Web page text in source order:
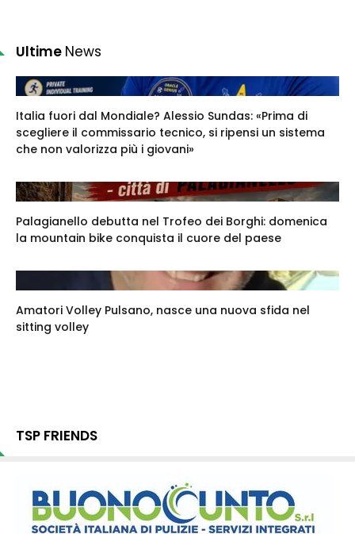
Ultime News
Italia fuori dal Mondiale? Alessio Sundas: «Prima di
scegliere il commissario tecnico, si ripensi un sistema
che non valorizza più i giovani»
Palagianello debutta nel Trofeo dei Borghi: domenica
la mountain bike conquista il cuore del paese
Amatori Volley Pulsano, nasce una nuova sfida nel
sitting volley
TSP FRIENDS